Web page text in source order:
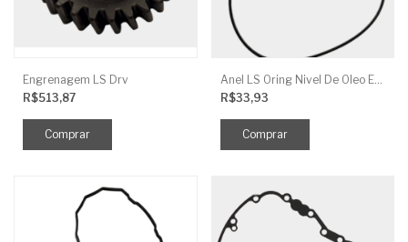
Engrenagem LS Drv
R$513,87
Anel LS Oring Nivel De Oleo EGQ125
R$33,93